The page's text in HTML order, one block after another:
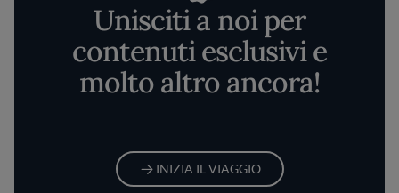
Unisciti a noi per
contenuti esclusivi e
molto altro ancora!
INIZIA IL VIAGGIO